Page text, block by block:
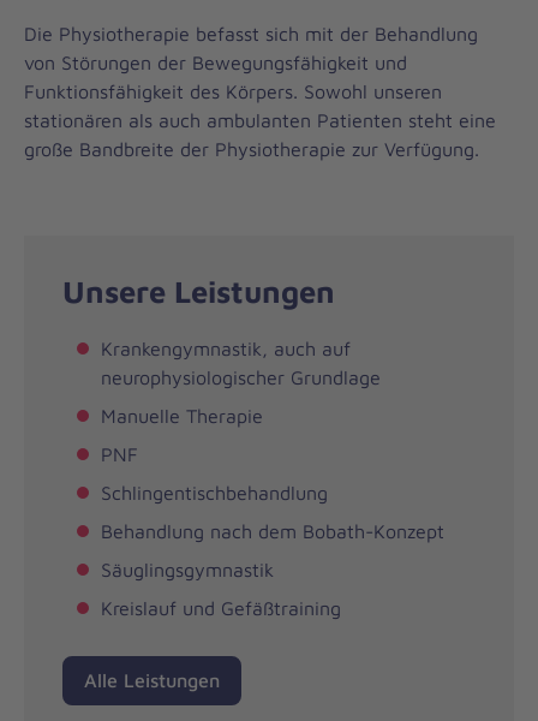
Die Physiotherapie befasst sich mit der Behandlung
von Störungen der Bewegungsfähigkeit und
Funktionsfähigkeit des Körpers. Sowohl unseren
stationären als auch ambulanten Patienten steht eine
große Bandbreite der Physiotherapie zur Verfügung.
Unsere Leistungen
Krankengymnastik, auch auf
neurophysiologischer Grundlage
Manuelle Therapie
PNF
Schlingentischbehandlung
Behandlung nach dem Bobath-Konzept
Säuglingsgymnastik
Kreislauf und Gefäßtraining
Alle Leistungen